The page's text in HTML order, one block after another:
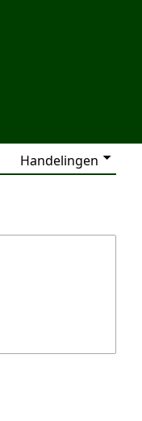
Handelingen